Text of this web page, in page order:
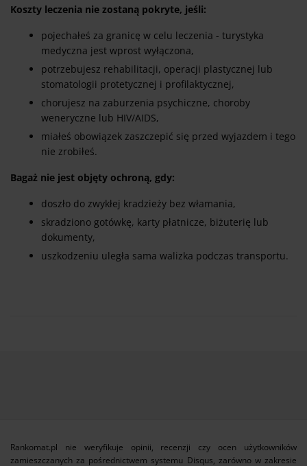
Koszty leczenia nie zostaną pokryte, jeśli:
pojechałeś za granicę w celu leczenia - turystyka
medyczna jest wprost wyłączona,
potrzebujesz rehabilitacji, operacji plastycznej lub
stomatologii protetycznej i profilaktycznej,
chorujesz na zaburzenia psychiczne, choroby
weneryczne lub HIV/AIDS,
miałeś obowiązek zaszczepić się przed wyjazdem i tego
nie zrobiłeś.
Bagaż nie jest objęty ochroną, gdy:
doszło do zwykłej kradzieży bez włamania,
skradziono gotówkę, karty płatnicze, biżuterię lub
dokumenty,
uszkodzeniu uległa sama walizka podczas transportu.
Rankomat.pl nie weryfikuje opinii, recenzji czy ocen użytkowników
zamieszczanych za pośrednictwem systemu Disqus, zarówno w zakresie